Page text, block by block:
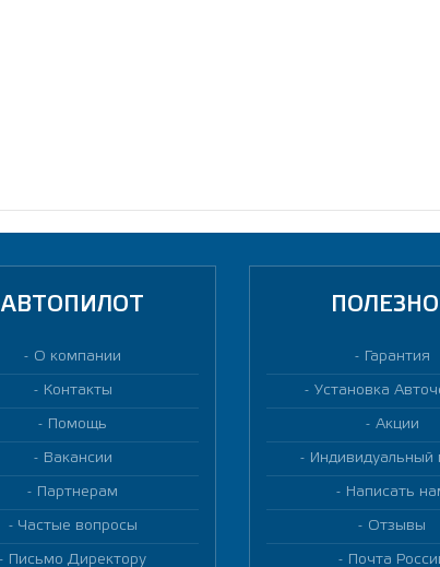
АВТОПИЛОТ
О компании
Контакты
Помощь
Вакансии
Партнерам
Частые вопросы
Письмо Директору
Гарантия
Установка
Акции
Индивидуальный
Написать
Отзывы
Почта